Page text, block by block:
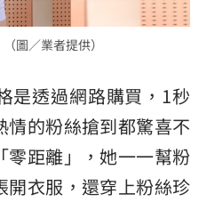
圖／業者提供）
是透過網路購買，1秒
情的粉絲搶到都驚喜不
零距離」，她一一幫粉
開衣服，還穿上粉絲珍